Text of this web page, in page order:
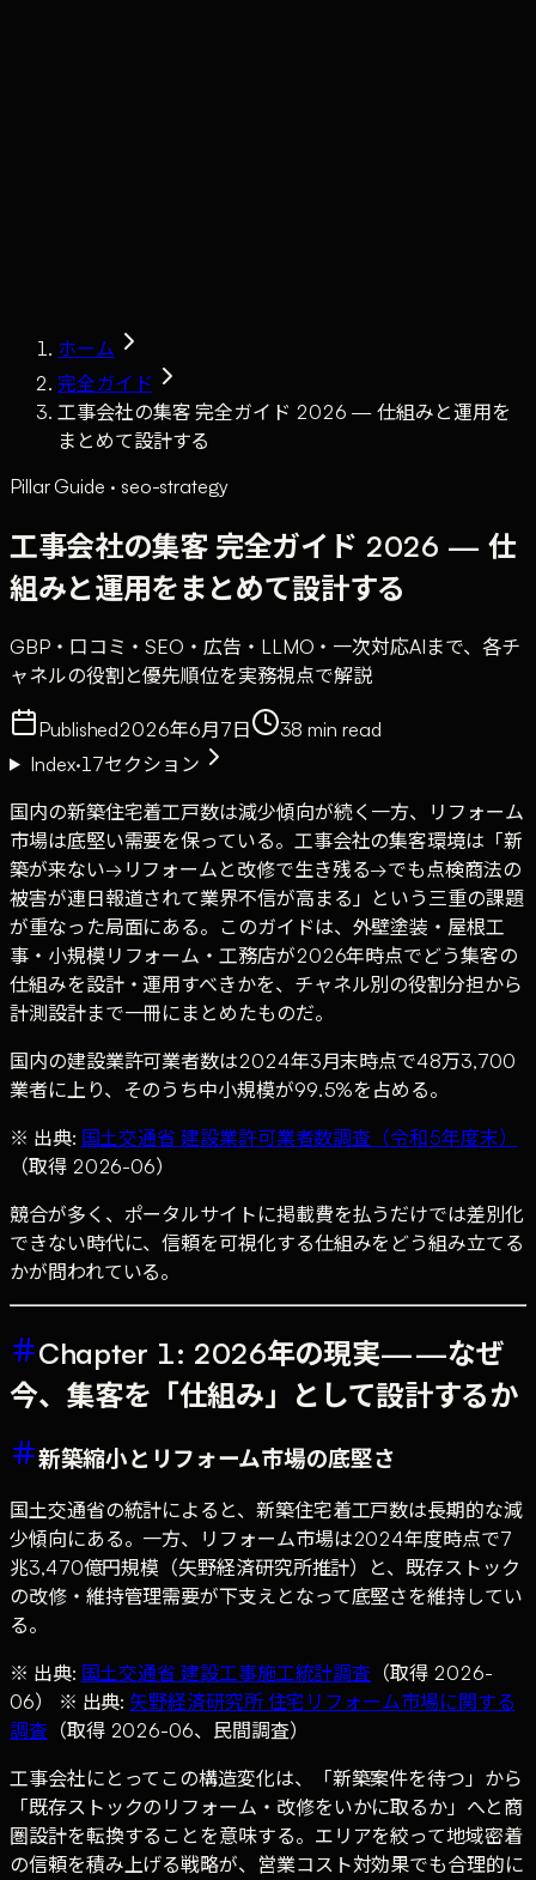
ホーム
完全ガイド
工事会社の集客 完全ガイド 2026 — 仕組みと運用を
まとめて設計する
Pillar Guide · seo-strategy
工事会社の集客 完全ガイド 2026 — 仕
組みと運用をまとめて設計する
GBP・口コミ・SEO・広告・LLMO・一次対応AIまで、各チ
ャネルの役割と優先順位を実務視点で解説
Published2026年6月7日 38 min read
Index·17セクション
国内の新築住宅着工戸数は減少傾向が続く一方、リフォーム
市場は底堅い需要を保っている。工事会社の集客環境は「新
築が来ない→リフォームと改修で生き残る→でも点検商法の
被害が連日報道されて業界不信が高まる」という三重の課題
が重なった局面にある。このガイドは、外壁塗装・屋根工
事・小規模リフォーム・工務店が2026年時点でどう集客の
仕組みを設計・運用すべきかを、チャネル別の役割分担から
計測設計まで一冊にまとめたものだ。
国内の建設業許可業者数は2024年3月末時点で48万3,700
業者に上り、そのうち中小規模が99.5%を占める。
※ 出典: 国土交通省 建設業許可業者数調査（令和5年度末）
（取得 2026-06）
競合が多く、ポータルサイトに掲載費を払うだけでは差別化
できない時代に、信頼を可視化する仕組みをどう組み立てる
かが問われている。
Chapter 1: 2026年の現実——なぜ
今、集客を「仕組み」として設計するか
新築縮小とリフォーム市場の底堅さ
国土交通省の統計によると、新築住宅着工戸数は長期的な減
少傾向にある。一方、リフォーム市場は2024年度時点で7
兆3,470億円規模（矢野経済研究所推計）と、既存ストック
の改修・維持管理需要が下支えとなって底堅さを維持してい
る。
※ 出典: 国土交通省 建設工事施工統計調査 （取得 2026-
06） ※ 出典: 矢野経済研究所 住宅リフォーム市場に関する
調査（取得 2026-06、民間調査）
工事会社にとってこの構造変化は、「新築案件を待つ」から
「既存ストックのリフォーム・改修をいかに取るか」へと商
圏設計を転換することを意味する。エリアを絞って地域密着
の信頼を積み上げる戦略が、営業コスト対効果でも合理的に